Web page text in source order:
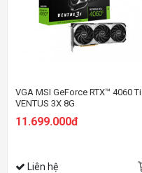
VGA MSI GeForce RTX™ 4060 Ti
VENTUS 3X 8G
11.699.000đ
Liên hệ